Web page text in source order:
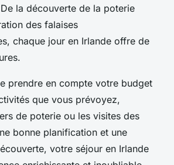
la découverte de la poterie
des falaises
chaque jour en Irlande offre de
prendre en compte votre budget
que vous prévoyez,
de poterie ou les visites des
bonne planification et une
votre séjour en Irlande